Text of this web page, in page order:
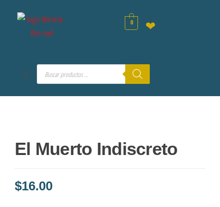
0 ❤
El Muerto Indiscreto
$16.00